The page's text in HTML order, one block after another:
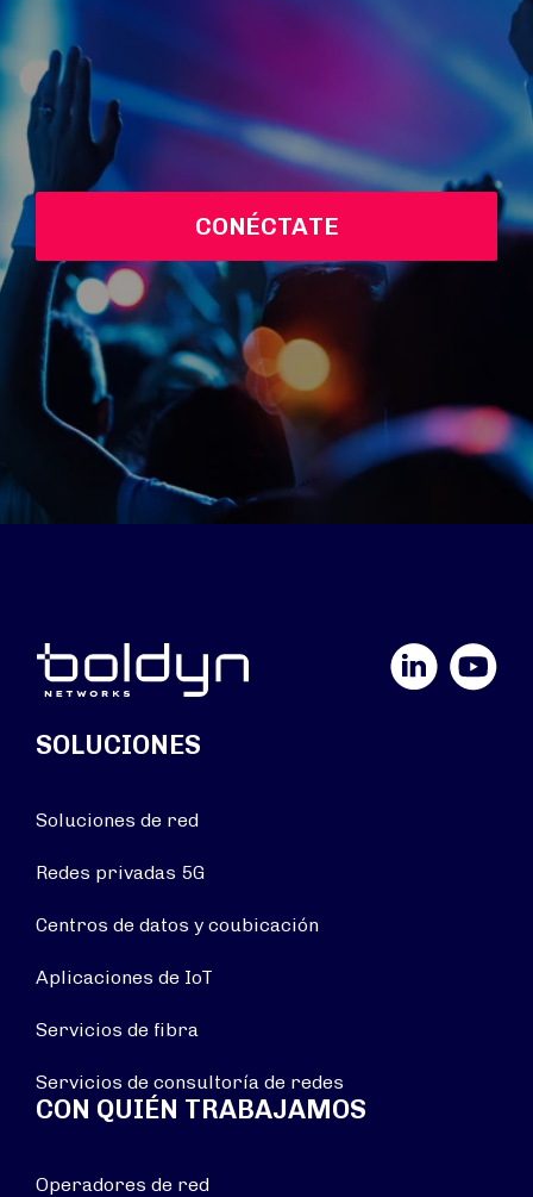
CONÉCTATE
YouTube
SOLUCIONES
Soluciones de red
Redes privadas 5G
Centros de datos y coubicación
Aplicaciones de IoT
Servicios de fibra
Servicios de consultoría de redes
CON QUIÉN TRABAJAMOS
Operadores de red